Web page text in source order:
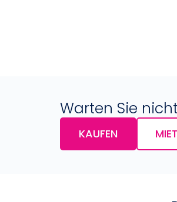
Warten Sie
KAUFEN